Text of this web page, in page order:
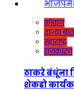
कोकण
ताज्या
महाराष्ट्र
राजकारण
ठाकरे बंधूंना
शेकडो